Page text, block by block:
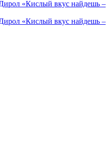
«Кислый вкус найдешь –
«Кислый вкус найдешь –